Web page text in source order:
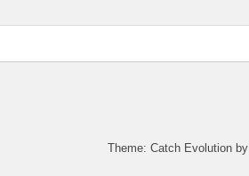
Theme: Catch Evolution by